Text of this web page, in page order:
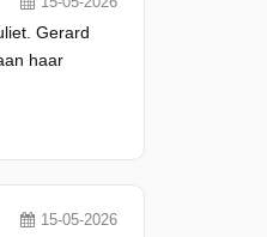
Gerard
haar
15-05-2026